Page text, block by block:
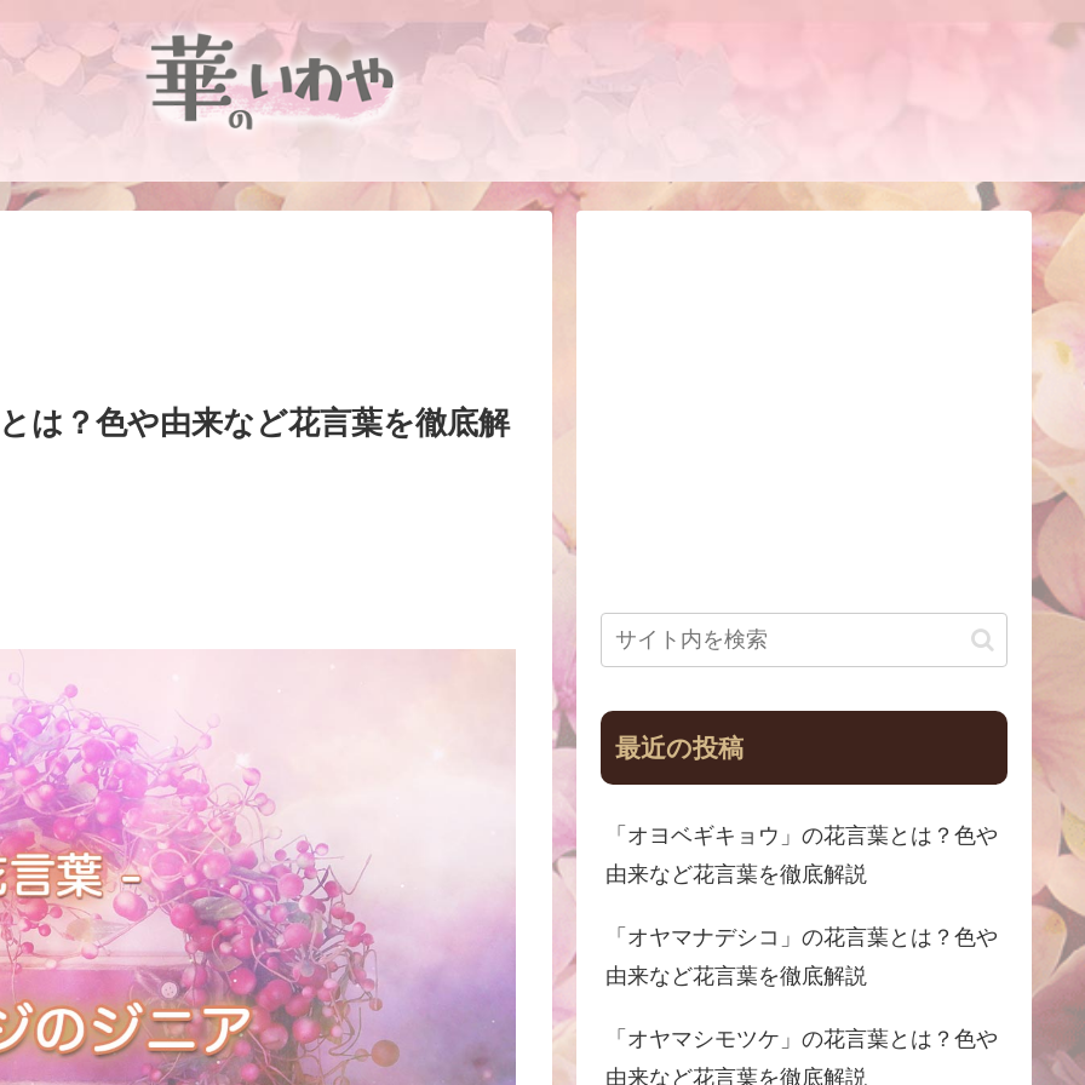
は？色や由来など花言葉を徹底解
最近の投稿
「オヨベギキョウ」の花言葉とは？色や
由来など花言葉を徹底解説
「オヤマナデシコ」の花言葉とは？色や
由来など花言葉を徹底解説
「オヤマシモツケ」の花言葉とは？色や
由来など花言葉を徹底解説